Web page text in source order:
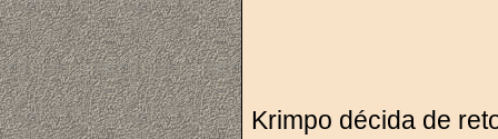
Krimpo décida de